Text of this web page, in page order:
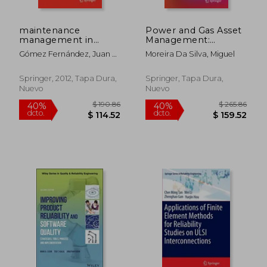
maintenance
management in
network utilities (en
Inglés)
Gómez Fernández, Juan F.
Springer, 2012, Tapa Dura,
Nuevo
Power and Gas Asset
Management:
Regulation, Planning
and Operation of
Systems (en Inglés)
Moreira Da Silva, Miguel
Springer, Tapa Dura,
Nuevo